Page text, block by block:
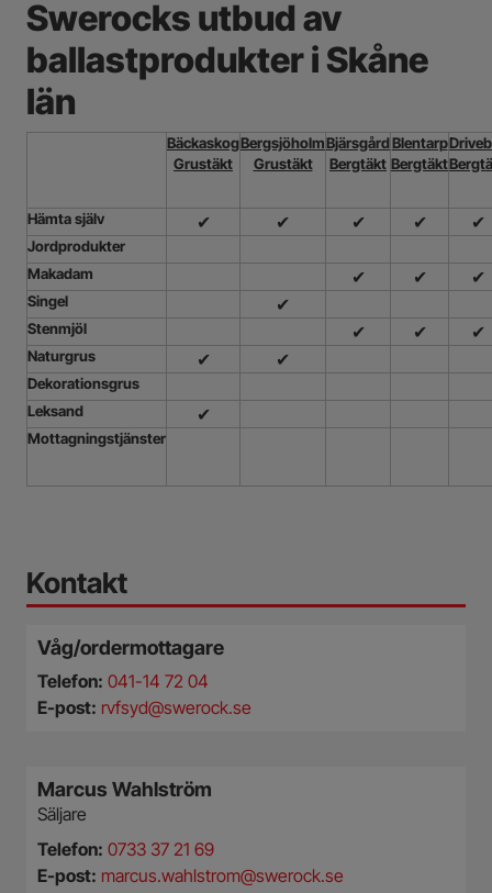
Swerocks utbud av
ballastprodukter i Skåne
län
Bäckaskog
Grustäkt
Bergsjöholm
Grustäkt
Bjärsgård
Bergtäkt
Blentarp
Bergtäkt
Hämta själv ✔ ✔ ✔ ✔ ✔
Jordprodukter
Makadam
✔ ✔ ✔
Singel ✔
Stenmjöl ✔ ✔ ✔
Naturgrus ✔ ✔
Dekorationsgrus
Leksand
✔
Mottagningstjänster
Kontakt
Våg/ordermottagare
Telefon: 041-14 72 04
E-post: rvfsyd@swerock.se
Marcus Wahlström
Säljare
Telefon: 0733 37 21 69
E-post: marcus.wahlstrom@swerock.se